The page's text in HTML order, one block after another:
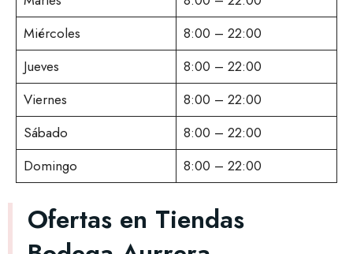
Miércoles
8:00 – 22:00
Jueves
8:00 – 22:00
Viernes
8:00 – 22:00
Sábado
8:00 – 22:00
Domingo
8:00 – 22:00
Ofertas en Tiendas